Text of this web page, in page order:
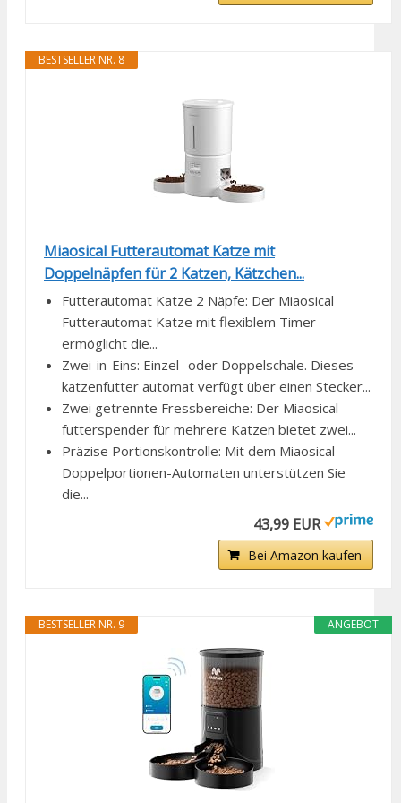
BESTSELLER NR. 8
Miaosical Futterautomat Katze mit
Doppelnäpfen für 2 Katzen, Kätzchen...
Futterautomat Katze 2 Näpfe: Der Miaosical
Futterautomat Katze mit flexiblem Timer
ermöglicht die...
Zwei-in-Eins: Einzel- oder Doppelschale. Dieses
katzenfutter automat verfügt über einen Stecker...
Zwei getrennte Fressbereiche: Der Miaosical
futterspender für mehrere Katzen bietet zwei...
Präzise Portionskontrolle: Mit dem Miaosical
Doppelportionen-Automaten unterstützen Sie
die...
43,99 EUR
Bei Amazon kaufen
ANGEBOT
BESTSELLER NR. 9